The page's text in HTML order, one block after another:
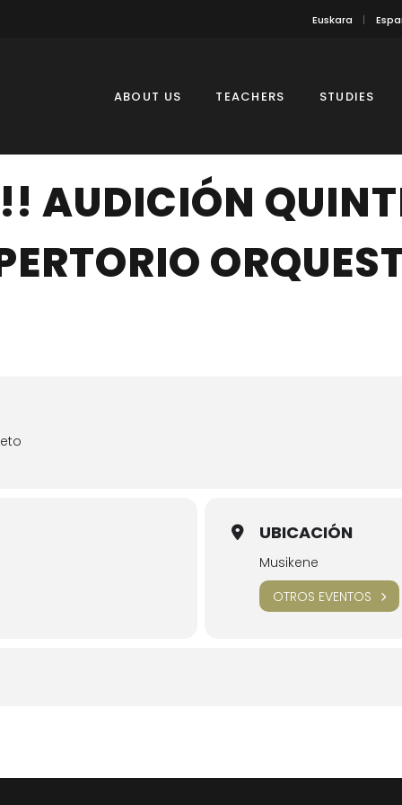
Euskara
ABOUT US TEACHERS STUDIES
AUDICIÓN
UBICACIÓN
Musikene
OTROS EVENTOS